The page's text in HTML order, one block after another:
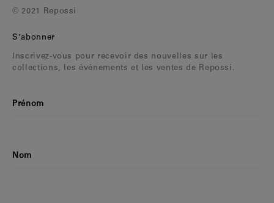
S'abonner
Inscrivez-vous pour recevoir des nouvelles sur les
collections, les événements et les ventes de Repossi.
Prénom
Nom
© 2021 Repossi